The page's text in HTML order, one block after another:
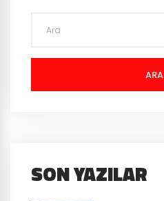
ARA
SON YAZILAR